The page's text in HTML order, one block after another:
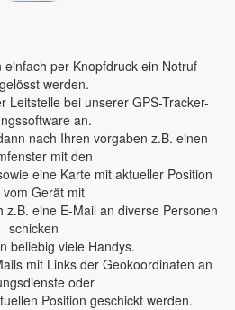
einfach per Knopfdruck ein Notruf
werden.
Leitstelle bei unserer GPS-Tracker-
an.
nach Ihren vorgaben z.B. einen
mit den
eine Karte mit aktueller Position
vom Gerät mit
z.B. eine E-Mail an diverse Personen
schicken
beliebig viele Handys.
mit Links der Geokoordinaten an
oder
Position geschickt werden.